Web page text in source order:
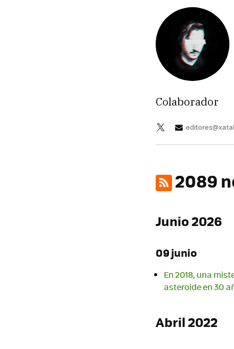
Colaborador
2089
Junio 2026
09 junio
En 2018, una
asteroide en 30
Abril 2022